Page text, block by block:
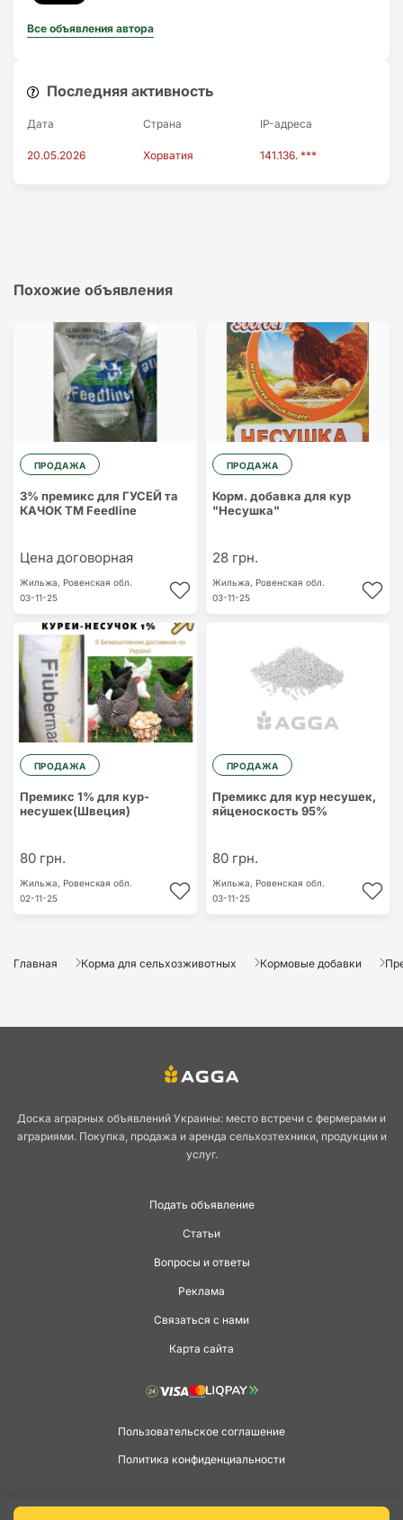
Все объявления автора
Последняя активность
Дата Страна IP-адресa
20.05.2026 Хорватия 141.136. ***
Похожие объявления
ПРОДАЖА
3% премикс для ГУСЕЙ та
КАЧОК ТМ Feedline
Цена договорная
Жильжа, Ровенская обл.
03-11-25
ПРОДАЖА
Корм. добавка для кур
"Несушка"
28 грн.
Жильжа, Ровенская обл.
03-11-25
ПРОДАЖА
Премикс 1% для кур-
несушек(Швеция)
80 грн.
Жильжа, Ровенская обл.
02-11-25
ПРОДАЖА
Премикс для кур несушек,
яйценоскость 95%
80 грн.
Жильжа, Ровенская обл.
03-11-25
Главная Корма для сельхозживотных Кормовые добавки
Доска аграрных объявлений Украины: место встречи с фермерами и
аграриями. Покупка, продажа и аренда сельхозтехники, продукции и
услуг.
Подать объявление
Статьи
Вопросы и ответы
Реклама
Связаться с нами
Карта сайта
Пользовательское соглашение
Политика конфиденциальности